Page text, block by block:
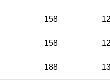
158
158
188